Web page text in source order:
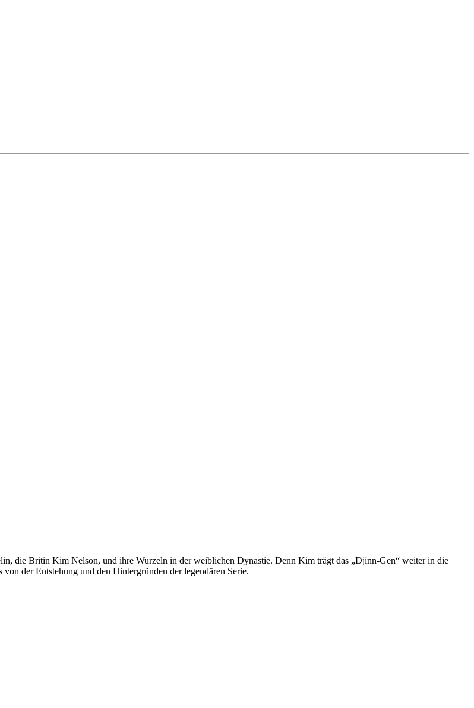
die Britin Kim Nelson, und ihre Wurzeln in der weiblichen Dynastie. Denn Kim trägt das „Djinn-Gen“ weiter in die
der Entstehung und den Hintergründen der legendären Serie.